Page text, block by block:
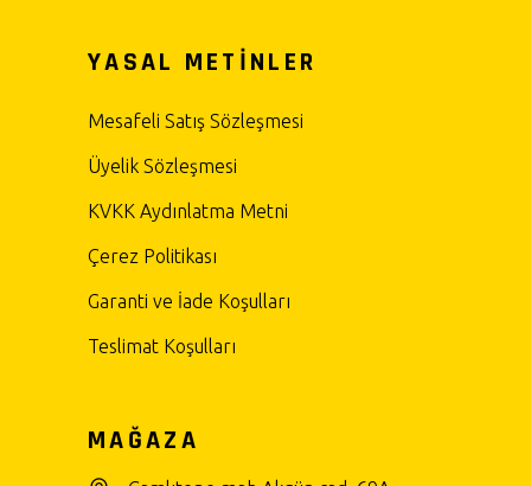
YASAL METİNLER
Mesafeli Satış Sözleşmesi
Üyelik Sözleşmesi
KVKK Aydınlatma Metni
Çerez Politikası
Garanti ve İade Koşulları
Teslimat Koşulları
MAĞAZA